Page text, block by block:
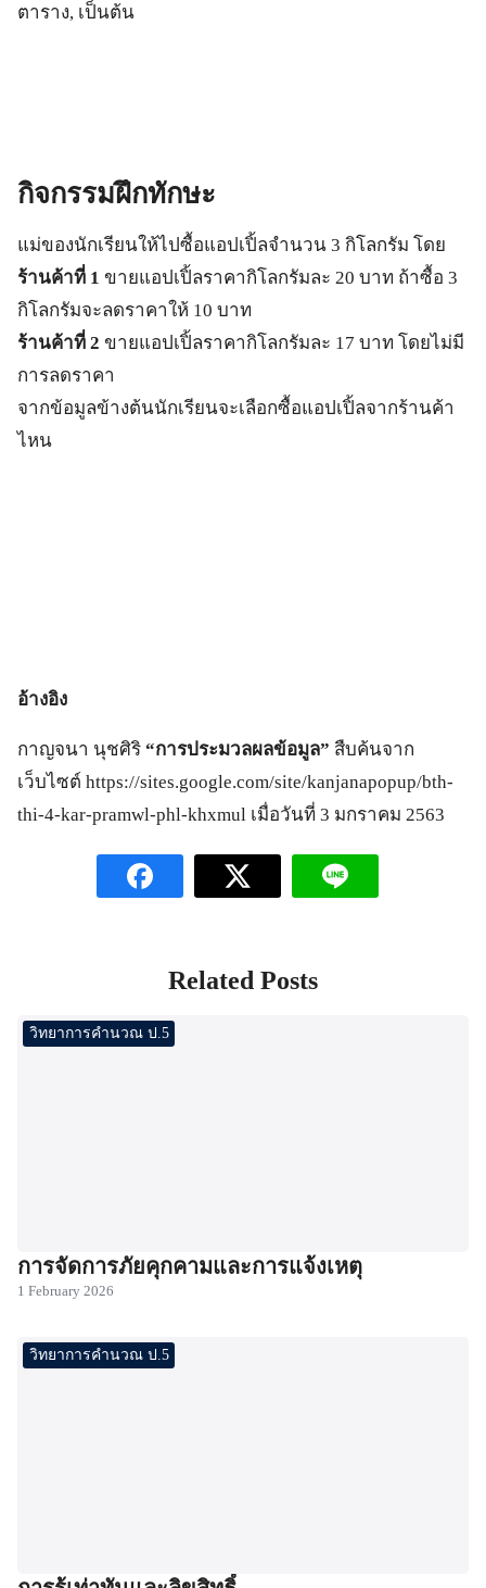
ตาราง, เป็นต้น
กิจกรรมฝึกทักษะ
แม่ของนักเรียนให้ไปซื้อแอปเปิ้ลจำนวน 3 กิโลกรัม โดย
ร้านค้าที่ 1 ขายแอปเปิ้ลราคากิโลกรัมละ 20 บาท ถ้าซื้อ 3
กิโลกรัมจะลดราคาให้ 10 บาท
ร้านค้าที่ 2 ขายแอปเปิ้ลราคากิโลกรัมละ 17 บาท โดยไม่มี
การลดราคา
จากข้อมูลข้างต้นนักเรียนจะเลือกซื้อแอปเปิ้ลจากร้านค้า
ไหน
อ้างอิง
กาญจนา นุชศิริ “การประมวลผลข้อมูล” สืบค้นจาก
เว็บไซต์ https://sites.google.com/site/kanjanapopup/bth-
thi-4-kar-pramwl-phl-khxmul เมื่อวันที่ 3 มกราคม 2563
Related Posts
วิทยาการคำนวณ ป.5
การจัดการภัยคุกคามและการแจ้งเหตุ
1 February 2026
วิทยาการคำนวณ ป.5